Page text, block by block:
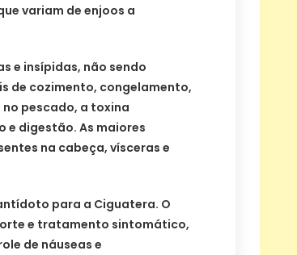
variam de enjoos a
e insípidas, não sendo
de cozimento, congelamento,
pescado, a toxina
e digestão. As maiores
na cabeça, vísceras e
para a Ciguatera. O
e tratamento sintomático,
de náuseas e